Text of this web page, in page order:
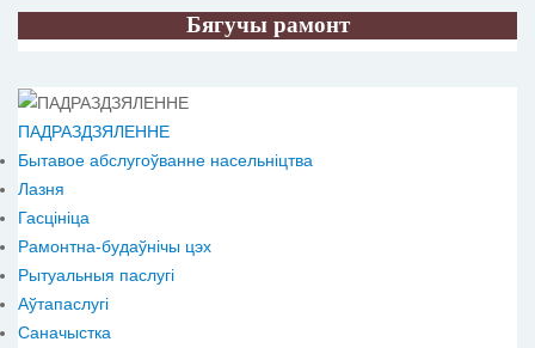
Бягучы рамонт
ПАДРАЗДЗЯЛЕННЕ
Бытавое абслугоўванне насельніцтва
Лазня
Гасцініца
Рамонтна-будаўнічы цэх
Рытуальныя паслугі
Аўтапаслугі
Саначыстка